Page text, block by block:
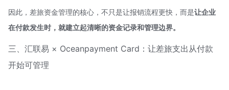
因此，差旅资金管理的核心，不只是让报销流程更快，而是让企业
在付款发生时，就建立起清晰的资金记录和管理边界。
三、汇联易 × Oceanpayment Card：让差旅支出从付款
开始可管理